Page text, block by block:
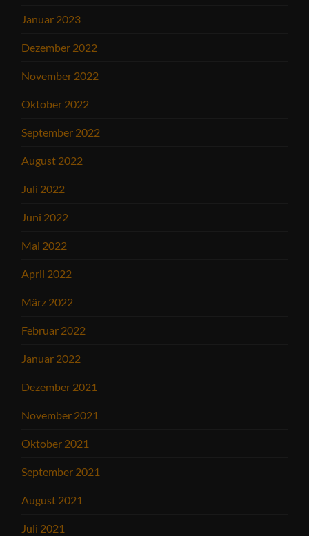
Januar 2023
Dezember 2022
November 2022
Oktober 2022
September 2022
August 2022
Juli 2022
Juni 2022
Mai 2022
April 2022
März 2022
Februar 2022
Januar 2022
Dezember 2021
November 2021
Oktober 2021
September 2021
August 2021
Juli 2021